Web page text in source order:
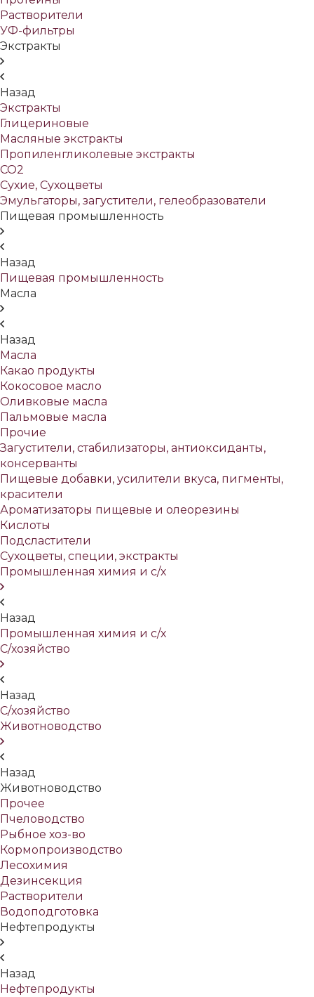
Растворители
УФ-фильтры
Экстракты
Назад
Экстракты
Глицериновые
Масляные экстракты
Пропиленгликолевые экстракты
СО2
Сухие, Сухоцветы
Эмульгаторы, загустители, гелеобразователи
Пищевая промышленность
Назад
Пищевая промышленность
Масла
Назад
Масла
Какао продукты
Кокосовое масло
Оливковые масла
Пальмовые масла
Прочие
Загустители, стабилизаторы, антиоксиданты,
консерванты
Пищевые добавки, усилители вкуса, пигменты,
красители
Ароматизаторы пищевые и олеорезины
Кислоты
Подсластители
Сухоцветы, специи, экстракты
Промышленная химия и с/х
Назад
Промышленная химия и с/х
С/хозяйство
Назад
С/хозяйство
Животноводство
Назад
Животноводство
Прочее
Пчеловодство
Рыбное хоз-во
Кормопроизводство
Лесохимия
Дезинсекция
Растворители
Водоподготовка
Нефтепродукты
Назад
Нефтепродукты